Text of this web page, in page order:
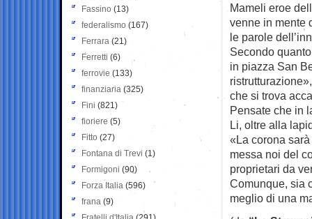
Mameli eroe
venne in mente
le parole
Secondo
in piazza San
che si trova
Pensate che in
Li, oltre alla
«La corona
messa noi del
proprietari da
Comunque, sia
meglio di una
Fassino (13)
federalismo (167)
Ferrara (21)
Ferretti (6)
ferrovie (133)
finanziaria (325)
Fini (821)
fioriere (5)
Fitto (27)
Fontana di Trevi (1)
Formigoni (90)
Forza Italia (596)
frana (9)